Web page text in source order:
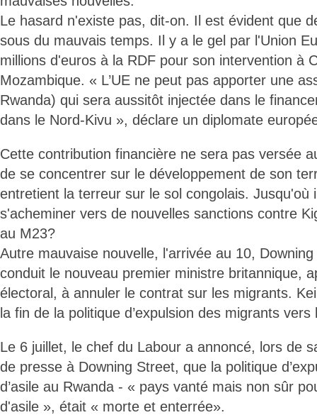
Le hasard n'existe pas, dit-on. Il est évident que
sous du mauvais temps. Il y a le gel par l'Union
millions d'euros à la RDF pour son intervention à
Mozambique. « L’UE ne peut pas apporter une
Rwanda) qui sera aussitôt injectée dans le
dans le Nord-Kivu », déclare un diplomate
Cette contribution financière ne sera pas versée
de se concentrer sur le développement de son
entretient la terreur sur le sol congolais. Jusqu'où
s'acheminer vers de nouvelles sanctions contre
au M23?
Autre mauvaise nouvelle, l'arrivée au 10,
conduit le nouveau premier ministre britannique,
électoral, à annuler le contrat sur les migrants.
la fin de la politique d’expulsion des migrants vers
Le 6 juillet, le chef du Labour a annoncé, lors de
de presse à Downing Street, que la politique
d’asile au Rwanda - « pays vanté mais non sûr
d'asile », était « morte et enterrée».